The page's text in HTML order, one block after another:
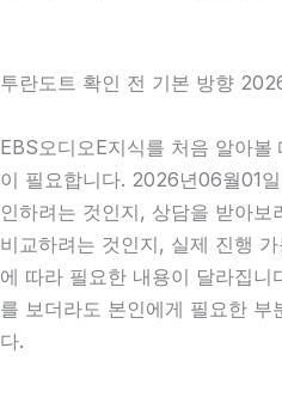
투란도트 확인 전 기본 방향
EBS오디오E지식를 처음 알아
이 필요합니다. 2026년06월01
인하려는 것인지, 상담을 받아
비교하려는 것인지, 실제 진행
에 따라 필요한 내용이 달라집니
를 보더라도 본인에게 필요한
다.